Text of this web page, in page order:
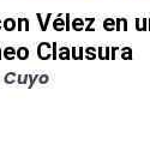
Vélez en
Clausura